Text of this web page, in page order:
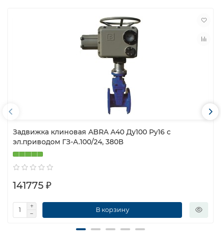
Задвижка клиновая ABRA A40 Ду100 Ру16 с
эл.приводом ГЗ-А.100/24, 380В
141775 ₽
В корзину